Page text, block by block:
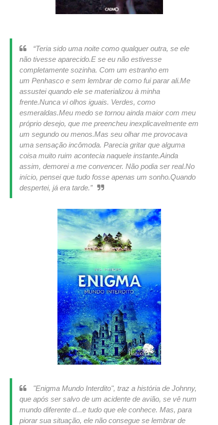
“Teria sido uma noite como qualquer outra, se ele
não tivesse aparecido.E se eu não estivesse
completamente sozinha. Com um estranho em
um Penhasco e sem lembrar de como fui parar ali.Me
assustei quando ele se materializou à minha
frente.Nunca vi olhos iguais. Verdes, como
esmeraldas.Meu medo se tornou ainda maior com meu
próprio desejo, que me preencheu inexplicavelmente em
um segundo ou menos.Mas seu olhar me provocava
uma sensação incômoda. Parecia gritar que alguma
coisa muito ruim acontecia naquele instante.Ainda
assim, demorei a me convencer. Não podia ser real.No
início, pensei que tudo fosse apenas um sonho.Quando
despertei, já era tarde.”
"Enigma Mundo Interdito", traz a história de Johnny,
que após ser salvo de um acidente de avião, se vê num
mundo diferente d...e tudo que ele conhece. Mas, para
piorar sua situação, ele não consegue se lembrar de